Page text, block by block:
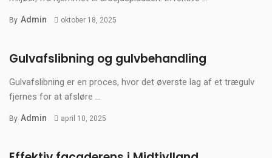
By Admin oktober 18, 2025
Gulvafslibning og gulvbehandling
Gulvafslibning er en proces, hvor det øverste lag af et trægulv
fjernes for at afsløre ...
By Admin april 10, 2025